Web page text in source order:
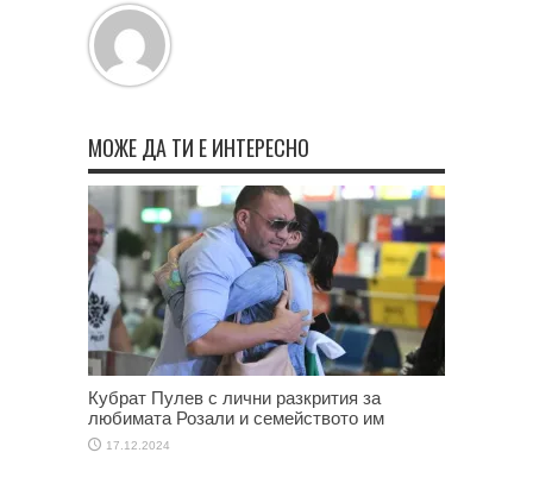
МОЖЕ ДА ТИ Е ИНТЕРЕСНО
Кубрат Пулев с лични разкрития за
любимата Розали и семейството им
17.12.2024